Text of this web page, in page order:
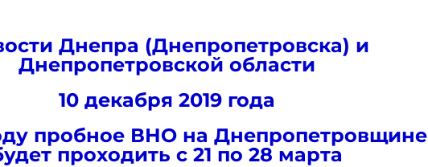
Днепра (Днепропетровска) и
Днепропетровской области
10 декабря 2019 года
пробное ВНО на Днепропетровщине
проходить с 21 по 28 марта